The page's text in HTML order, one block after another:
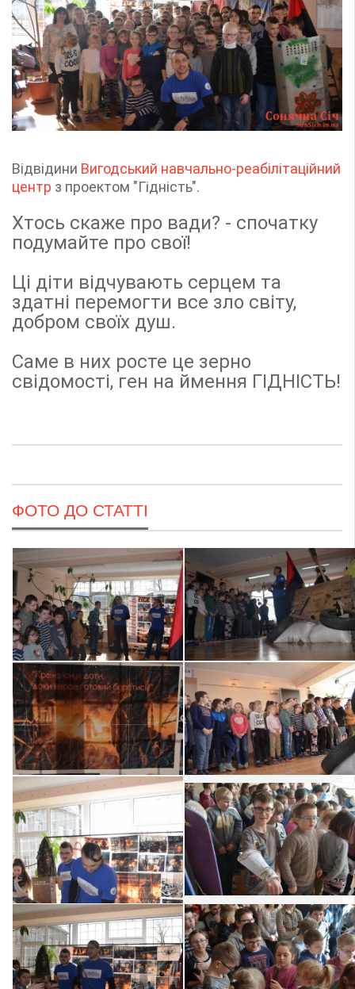
Відвідини Вигодський навчально-реабілітаційний
центр з проектом "Гідність".
Хтось скаже про вади? - спочатку
подумайте про свої!
Ці діти відчувають серцем та
здатні перемогти все зло світу,
добром своїх душ.
Саме в них росте це зерно
свідомості, ген на ймення ГІДНІСТЬ!
ФОТО ДО СТАТТІ